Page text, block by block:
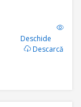
Deschide
Descarcă